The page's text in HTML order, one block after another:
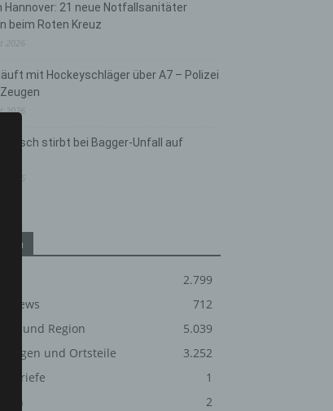
Hannover: 21 neue Notfallsanitäter
beim Roten Kreuz
2026
mit Hockeyschläger über A7 – Polizei
2026
Mensch stirbt bei Bagger-Unfall auf
2.799
News
712
und Region
5.039
und Ortsteile
3.252
1
2